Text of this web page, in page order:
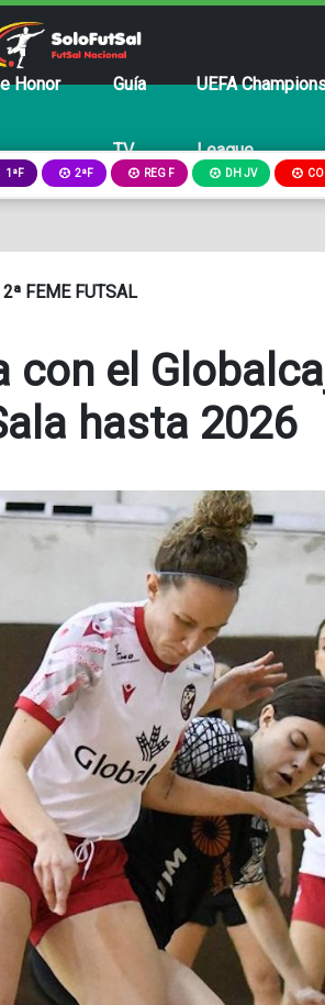
Honor Guía
TV
UEFA
League
1ªF 2ªF REG F DH JV
2ª FEME FUTSAL
con el
hasta 2026